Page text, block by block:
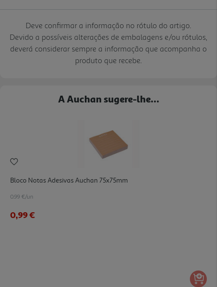
Deve confirmar a informação no rótulo do artigo.
Devido a possíveis alterações de embalagens e/ou rótulos,
deverá considerar sempre a informação que acompanha o
produto que recebe.
A Auchan sugere-lhe...
Bloco Notas Adesivas Auchan 75x75mm
0.99 €/un
0,99 €